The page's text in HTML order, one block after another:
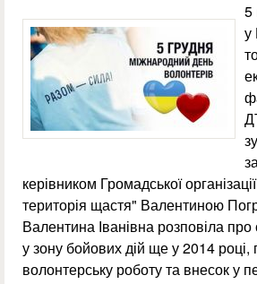
5
у
керівником Громадської
територія щастя" Валентиною
Валентина Іванівна розповіла про
у зону бойових дій ще у 2014
волонтерську роботу та внесок у